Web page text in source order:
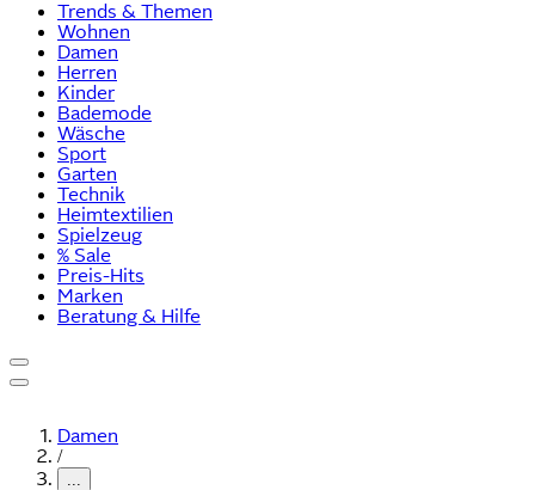
Trends & Themen
Wohnen
Damen
Herren
Kinder
Bademode
Wäsche
Sport
Garten
Technik
Heimtextilien
Spielzeug
% Sale
Preis-Hits
Marken
Beratung & Hilfe
Damen
/
...